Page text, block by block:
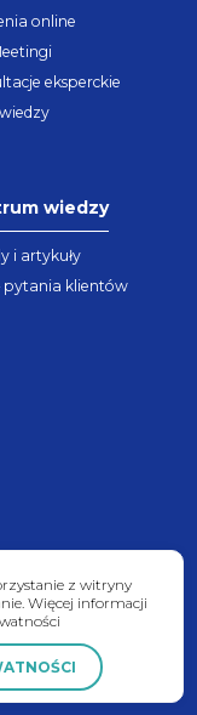
online
eksperckie
wiedzy
i artykuły
pytania klientów
z witryny
Więcej informacji